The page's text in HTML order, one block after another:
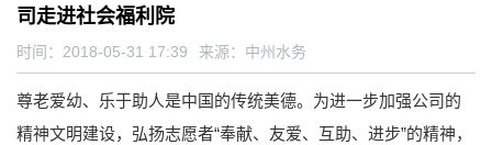
司走进社会福利院
时间：2018-05-31 17:39 来源： 中州水务
尊老爱幼、乐于助人是中国的传统美德。为进一步加强公司的
精神文明建设，弘扬志愿者“奉献、友爱、互助、进步”的精神，